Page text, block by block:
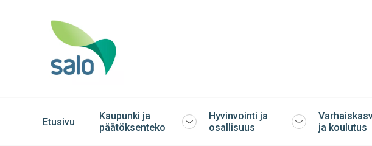
Etusivu
Kaupunki ja
päätöksenteko
Avaa
Hyvinvointi ja
osallisuus
Avaa
ja koulutus